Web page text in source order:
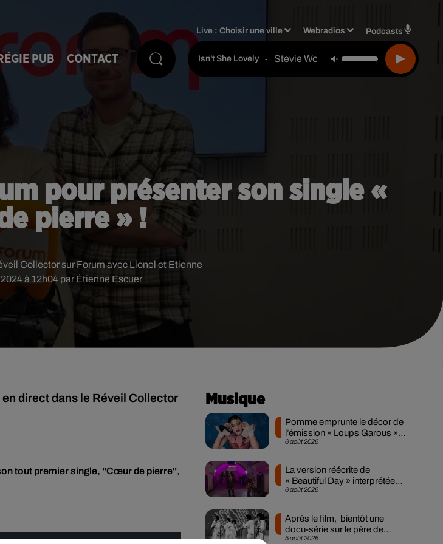
PUB CONTACT
Live :Choisir une ville Webradios Podcasts
Isn't She Lovely - Stevie Wonder
pour présenter son single «
pierre » !
à 12h04 par Étienne Escuer
Collector sur Forum avec Lionel et Etienne
direct dans le Réveil Collector
tout premier single, "Cœur de pierre",
Musique
6 août 2026
Pomme emprunte le décor de
l’émission « Loups Garous »
pour son...
6 août 2026
La version réécrite de
« Beautiful Day » interprétée
lors des...
5 août 2026
Après le film, bientôt une
docu-série sur le père de
Michael Jackson